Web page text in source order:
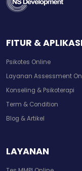
FITUR & APLIKASI
Psikotes Online
Layanan Assessment
Konseling & Psikoterapi
Term & Condition
Blog & Artikel
LAYANAN